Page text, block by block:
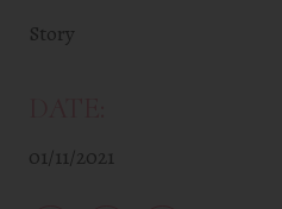
Story
01/11/2021